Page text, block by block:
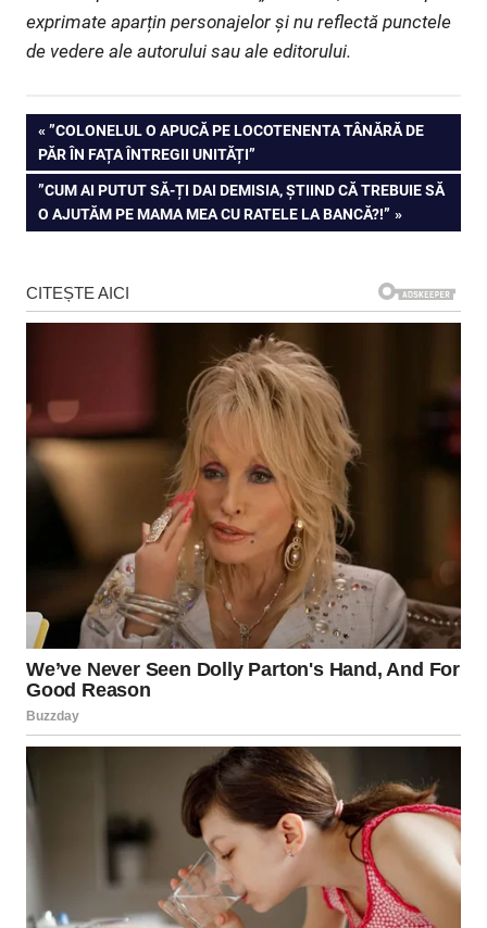
exprimate aparțin personajelor și nu reflectă punctele
de vedere ale autorului sau ale editorului.
Navigare
în
articole
PREVIOUS
POST:
”COLONELUL O APUCĂ PE LOCOTENENTA TÂNĂRĂ DE
PĂR ÎN FAȚA ÎNTREGII UNITĂȚI”
NEXT
POST:
”CUM AI PUTUT SĂ-ȚI DAI DEMISIA, ȘTIIND CĂ TREBUIE SĂ
O AJUTĂM PE MAMA MEA CU RATELE LA BANCĂ?!”